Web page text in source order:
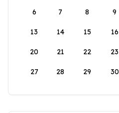
6 7 8 9
13 14 15 16
20 21 22 23
27 28 29 30